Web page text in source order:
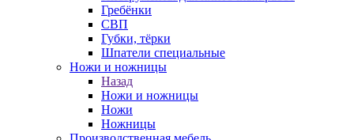
Гребёнки
СВП
Губки, тёрки
Шпатели специальные
Ножи и ножницы
Назад
Ножи и ножницы
Ножи
Ножницы